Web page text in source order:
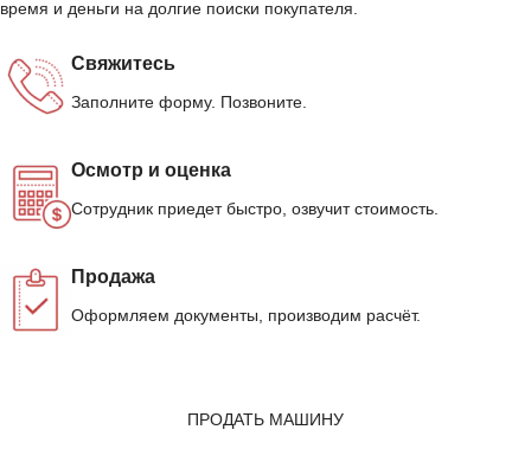
время и деньги на долгие поиски покупателя.
Свяжитесь
Заполните форму. Позвоните.
Осмотр и оценка
Сотрудник приедет быстро, озвучит стоимость.
Продажа
Оформляем документы, производим расчёт.
ПРОДАТЬ МАШИНУ